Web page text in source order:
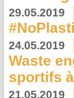
29.05.2019
24.05.2019
Waste
sportifs
21.05.2019